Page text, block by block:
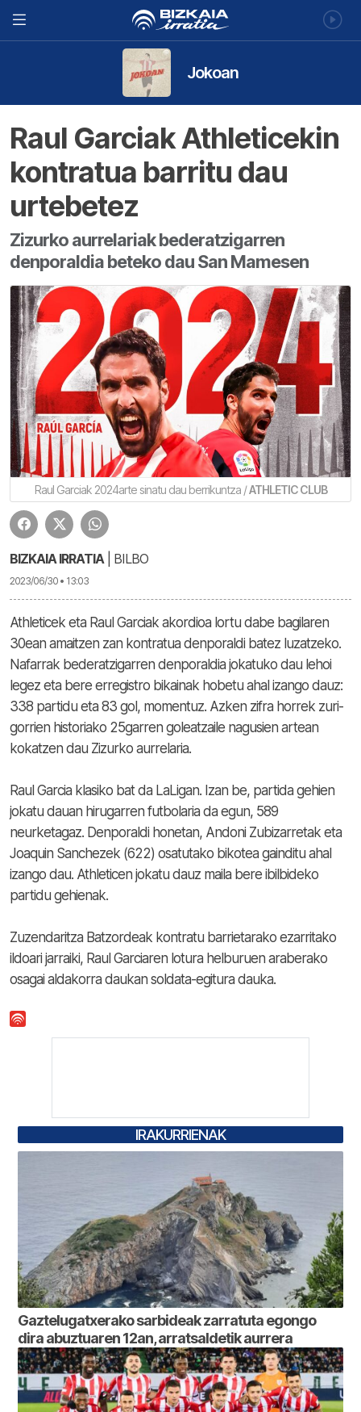
Jokoan
Raul Garciak Athleticekin
kontratua barritu dau
urtebetez
Zizurko aurrelariak bederatzigarren
denporaldia beteko dau San Mamesen
Raul Garciak 2024arte sinatu dau berrikuntza /ATHLETIC CLUB
BIZKAIA IRRATIA| BILBO
2023/06/30 • 13:03
Athleticek eta Raul Garciak akordioa lortu dabe bagilaren
30ean amaitzen zan kontratua denporaldi batez luzatzeko.
Nafarrak bederatzigarren denporaldia jokatuko dau lehoi
legez eta bere erregistro bikainak hobetu ahal izango dauz:
338 partidu eta 83 gol, momentuz. Azken zifra horrek zuri-
gorrien historiako 25garren goleatzaile nagusien artean
kokatzen dau Zizurko aurrelaria.
Raul Garcia klasiko bat da LaLigan. Izan be, partida gehien
jokatu dauan hirugarren futbolaria da egun, 589
neurketagaz. Denporaldi honetan, Andoni Zubizarretak eta
Joaquin Sanchezek (622) osatutako bikotea gainditu ahal
izango dau. Athleticen jokatu dauz maila bere ibilbideko
partidu gehienak.
Zuzendaritza Batzordeak kontratu barrietarako ezarritako
ildoari jarraiki, Raul Garciaren lotura helburuen araberako
osagai aldakorra daukan soldata-egitura dauka.
IRAKURRIENAK
Gaztelugatxerako sarbideak zarratuta egongo
dira abuztuaren 12an, arratsaldetik aurrera